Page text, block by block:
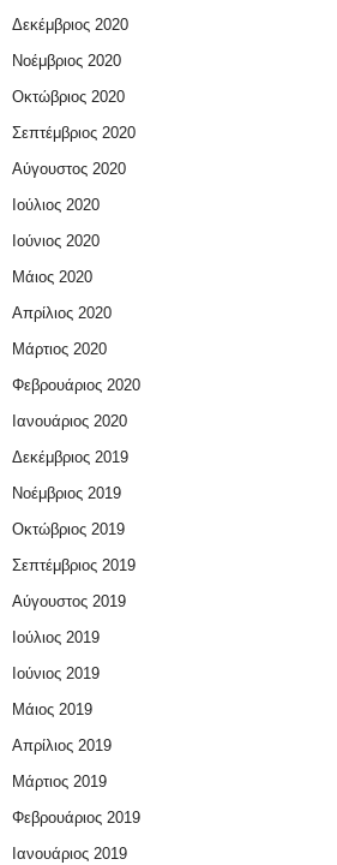
Δεκέμβριος 2020
Νοέμβριος 2020
Οκτώβριος 2020
Σεπτέμβριος 2020
Αύγουστος 2020
Ιούλιος 2020
Ιούνιος 2020
Μάιος 2020
Απρίλιος 2020
Μάρτιος 2020
Φεβρουάριος 2020
Ιανουάριος 2020
Δεκέμβριος 2019
Νοέμβριος 2019
Οκτώβριος 2019
Σεπτέμβριος 2019
Αύγουστος 2019
Ιούλιος 2019
Ιούνιος 2019
Μάιος 2019
Απρίλιος 2019
Μάρτιος 2019
Φεβρουάριος 2019
Ιανουάριος 2019